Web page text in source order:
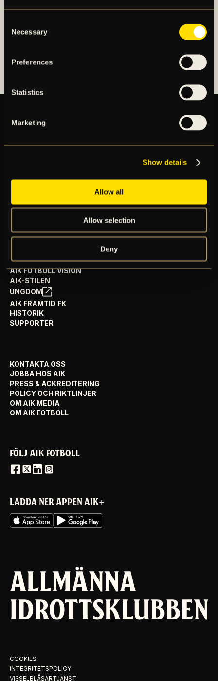
Selection
Necessary
Preferences
Statistics
Marketing
Show details
Allow all
Allow selection
Deny
ÅRSKORT
PRENUMERERA PÅ NYHETSBREV
AIK+
AIK FOTBOLL VISION
AIK-STILEN
UNGDOM
AIK FRAMTID FK
HISTORIK
SUPPORTER
KONTAKTA OSS
JOBBA HOS AIK
PRESS & ACKREDITERING
POLICY OCH RIKTLINJER
OM AIK MEDIA
OM AIK FOTBOLL
FÖLJ AIK FOTBOLL
LADDA NER APPEN AIK+
COOKIES
INTEGRITETSPOLICY
VISSELBLÅSARTJÄNST